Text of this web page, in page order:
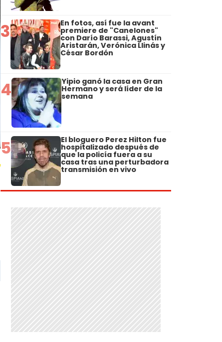
3 En fotos, así fue la avant
premiere de "Canelones"
con Darío Barassi, Agustín
Aristarán, Verónica Llinás y
César Bordón
4 Yipio ganó la casa en Gran
Hermano y será líder de la
semana
5 El bloguero Perez Hilton fue
hospitalizado después de
que la policía fuera a su
casa tras una perturbadora
transmisión en vivo